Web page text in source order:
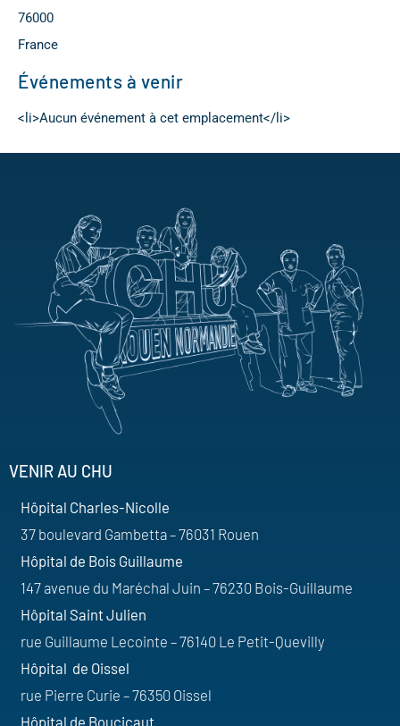
76000
France
Événements à venir
<li>Aucun événement à cet emplacement</li>
VENIR AU CHU
Hôpital Charles-Nicolle
37 boulevard Gambetta – 76031 Rouen
Hôpital de Bois Guillaume
147 avenue du Maréchal Juin – 76230 Bois-Guillaume
Hôpital Saint Julien
rue Guillaume Lecointe – 76140 Le Petit-Quevilly
Hôpital de Oissel
rue Pierre Curie – 76350 Oissel
Hôpital de Boucicaut